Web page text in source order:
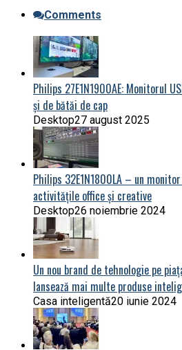
Comments
Philips 27E1N1900AE: Monitorul
și de bătăi de cap
Desktop27 august 2025
Philips 32E1N1800LA – un
activitățile office și creative
Desktop26 noiembrie 2024
Un nou brand de tehnologie pe
lansează mai multe produse
Casa inteligentă20 iunie 2024